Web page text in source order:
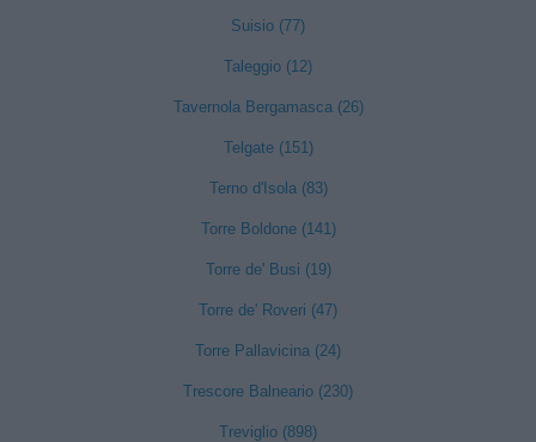
Suisio (77)
Taleggio (12)
Tavernola Bergamasca (26)
Telgate (151)
Terno d'Isola (83)
Torre Boldone (141)
Torre de' Busi (19)
Torre de' Roveri (47)
Torre Pallavicina (24)
Trescore Balneario (230)
Treviglio (898)